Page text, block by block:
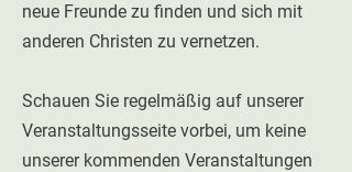
neue Freunde zu finden und sich mit
anderen Christen zu vernetzen.
Schauen Sie regelmäßig auf unserer
Veranstaltungsseite vorbei, um keine
unserer kommenden Veranstaltungen